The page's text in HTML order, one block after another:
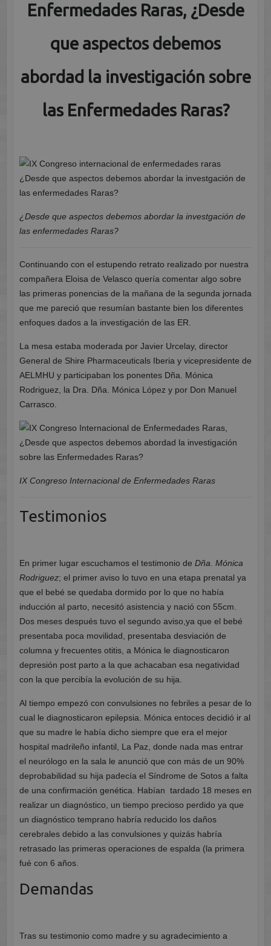
Enfermedades Raras, ¿Desde
que aspectos debemos
abordad la investigación sobre
las Enfermedades Raras?
¿Desde que aspectos debemos abordar la investgación de
las enfermedades Raras?
Continuando con el estupendo retrato realizado por nuestra
compañera Eloisa de Velasco quería comentar algo sobre
las primeras ponencias de la mañana de la segunda jornada
que me pareció que resumían bastante bien los diferentes
enfoques dados a la investigación de las ER.
La mesa estaba moderada por Javier Urcelay, director
General de Shire Pharmaceuticals Iberia y vicepresidente de
AELMHU y participaban los ponentes Dña. Mónica
Rodriguez, la Dra. Dña. Mónica López y por Don Manuel
Carrasco.
IX Congreso Internacional de Enfermedades Raras
Testimonios
En primer lugar escuchamos el testimonio de Dña. Mónica
Rodriguez; el primer aviso lo tuvo en una etapa prenatal ya
que el bebé se quedaba dormido por lo que no había
inducción al parto, necesitó asistencia y nació con 55cm.
Dos meses después tuvo el segundo aviso,ya que el bebé
presentaba poca movilidad, presentaba desviación de
columna y frecuentes otitis, a Mónica le diagnosticaron
depresión post parto a la que achacaban esa negatividad
con la que percibía la evolución de su hija.
Al tiempo empezó con convulsiones no febriles a pesar de lo
cual le diagnosticaron epilepsia. Mónica entoces decidió ir al
que su madre le había dicho siempre que era el mejor
hospital madrileño infantil, La Paz, donde nada mas entrar
el neurólogo en la sala le anunció que con más de un 90%
deprobabilidad su hija padecía el Síndrome de Sotos a falta
de una confirmación genética. Habían tardado 18 meses en
realizar un diagnóstico, un tiempo precioso perdido ya que
un diagnóstico temprano habría reducido los daños
cerebrales debido a las convulsiones y quizás habría
retrasado las primeras operaciones de espalda (la primera
fué con 6 años.
Demandas
Tras su testimonio como madre y su agradecimiento a